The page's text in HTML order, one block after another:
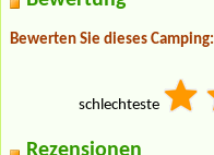
Bewerten Sie dieses Camping:
schlechteste